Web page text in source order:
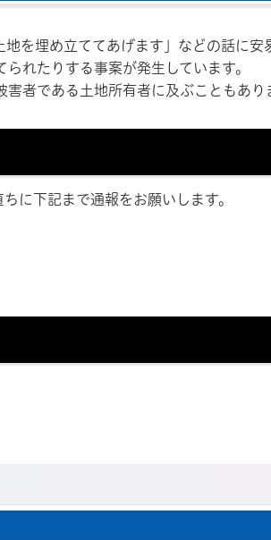
地を埋め立ててあげます」などの話に
れたりする事案が発生しています。
者である土地所有者に及ぶこともあり
に下記まで通報をお願いします。